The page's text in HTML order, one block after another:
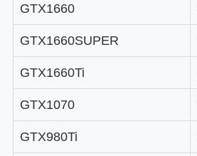
GTX1660
GTX1660SUPER
GTX1660Ti
GTX1070
GTX980Ti